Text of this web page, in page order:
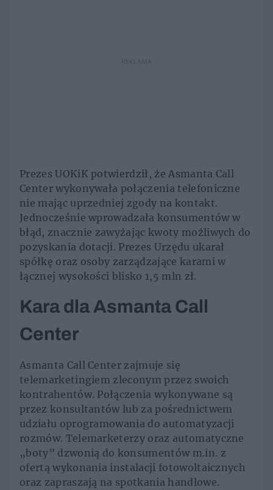
REKLAMA
Prezes UOKiK potwierdził, że Asmanta Call
Center wykonywała połączenia telefoniczne
nie mając uprzedniej zgody na kontakt.
Jednocześnie wprowadzała konsumentów w
błąd, znacznie zawyżając kwoty możliwych do
pozyskania dotacji. Prezes Urzędu ukarał
spółkę oraz osoby zarządzające karami w
łącznej wysokości blisko 1,5 mln zł.
Kara dla Asmanta Call
Center
Asmanta Call Center zajmuje się
telemarketingiem zleconym przez swoich
kontrahentów. Połączenia wykonywane są
przez konsultantów lub za pośrednictwem
udziału oprogramowania do automatyzacji
rozmów. Telemarketerzy oraz automatyczne
„boty” dzwonią do konsumentów m.in. z
ofertą wykonania instalacji fotowoltaicznych
oraz zapraszają na spotkania handlowe.